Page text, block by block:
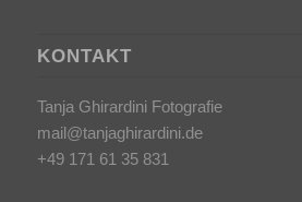
KONTAKT
Tanja Ghirardini Fotografie
mail@tanjaghirardini.de
+49 171 61 35 831